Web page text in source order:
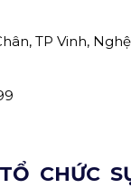
TP Vinh,
CHỨC